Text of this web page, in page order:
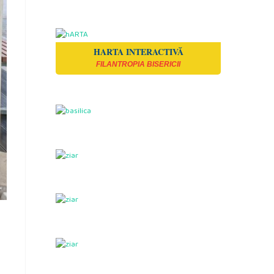
HARTA INTERACTIVĂ
FILANTROPIA BISERICII